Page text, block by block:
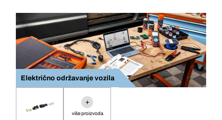
Električno održavanje vozila
+
više proizvoda